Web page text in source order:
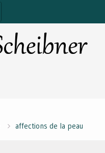
affections de la peau